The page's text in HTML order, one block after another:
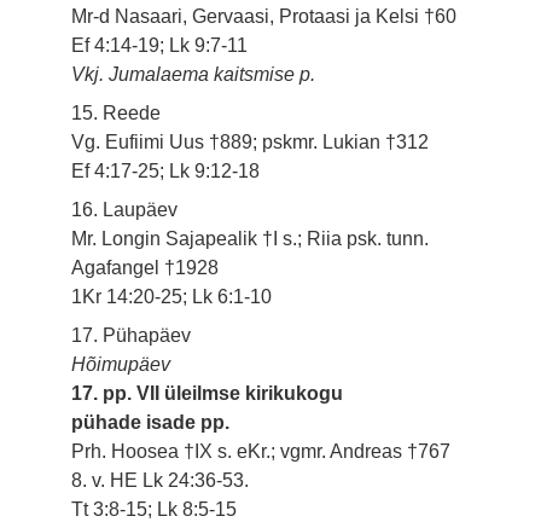
Mr-d Nasaari, Gervaasi, Protaasi ja Kelsi †60
Ef 4:14-19; Lk 9:7-11
Vkj. Jumalaema kaitsmise p.
15. Reede
Vg. Eufiimi Uus †889; pskmr. Lukian †312
Ef 4:17-25; Lk 9:12-18
16. Laupäev
Mr. Longin Sajapealik †I s.; Riia psk. tunn.
Agafangel †1928
1Kr 14:20-25; Lk 6:1-10
17. Pühapäev
Hõimupäev
17. pp. VII üleilmse kirikukogu
pühade isade pp.
Prh. Hoosea †IX s. eKr.; vgmr. Andreas †767
8. v. HE Lk 24:36-53.
Tt 3:8-15; Lk 8:5-15